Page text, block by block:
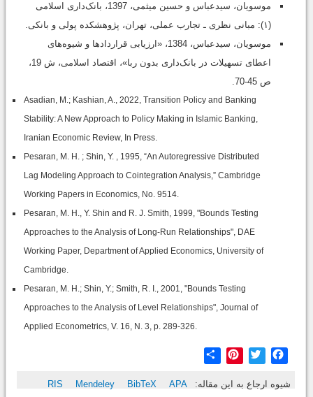
موسویان، سیدعباس و حسین میثمی، 1397، بانک‌داری اسلامی
(۱): مبانی نظری ـ تجارب عملی، تهران، پژوهشکده پولی و بانکی.
موسویان، سیدعباس، 1384، «ارزیابی قراردادها و شیوه‌های
اعطای تسهیلات در بانک‌داری بدون ربا»، اقتصاد اسلامی، ش 19،
ص 45-70.
Asadian, M.; Kashian, A., 2022, Transition Policy and Banking
Stability: A New Approach to Policy Making in Islamic Banking,
Iranian Economic Review, In Press.
Pesaran, M. H. ; Shin, Y. , 1995, “An Autoregressive Distributed
Lag Modeling Approach to Cointegration Analysis,” Cambridge
Working Papers in Economics, No. 9514.
Pesaran, M. H., Y. Shin and R. J. Smith, 1999, "Bounds Testing
Approaches to the Analysis of Long-Run Relationships", DAE
Working Paper, Department of Applied Economics, University of
Cambridge.
Pesaran, M. H.; Shin, Y.; Smith, R. I., 2001, "Bounds Testing
Approaches to the Analysis of Level Relationships", Journal of
Applied Econometrics, V. 16, N. 3, p. 289-326.
Facebook
Twitter
Pinterest
شیوه ارجاع به این مقاله: RIS Mendeley BibTeX
APA